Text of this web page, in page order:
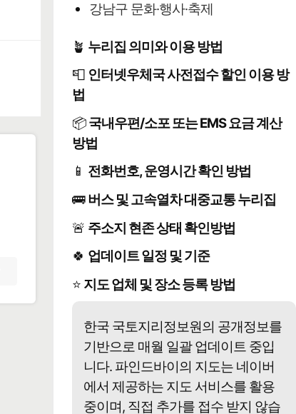
강남구 문화·행사·축제
🪴 누리집 의미와 이용 방법
📮 인터넷우체국 사전접수 할인 이용 방
법
📦국내우편/소포 또는 EMS 요금 계산
방법
📱 전화번호, 운영시간 확인 방법
🚌버스 및 고속열차 대중교통 누리집
🚨 주소지 현존 상태 확인방법
🍀 업데이트 일정 및 기준
⭐ 지도 업체 및 장소 등록 방법
한국 국토지리정보원의 공개정보를
기반으로 매월 일괄 업데이트 중입
니다. 파인드바이의 지도는 네이버
에서 제공하는 지도 서비스를 활용
중이며, 직접 추가를 접수 받지 않습